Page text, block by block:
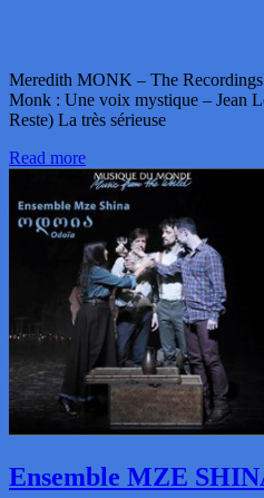
Meredith MONK – The
Monk : Une voix mystique – Jean
Reste) La très sérieuse
Read more
Ensemble MZE